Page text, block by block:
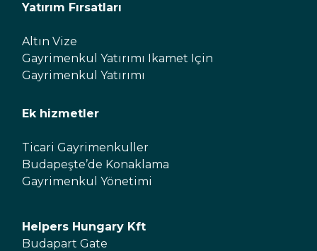
Yatırım Fırsatları
Altın Vize
Gayrimenkul Yatırımı Ikamet Için
Gayrimenkul Yatırımı
Ek hizmetler
Ticari Gayrimenkuller
Budapeşte’de Konaklama
Gayrimenkul Yönetimi
Helpers Hungary Kft
Budapart Gate